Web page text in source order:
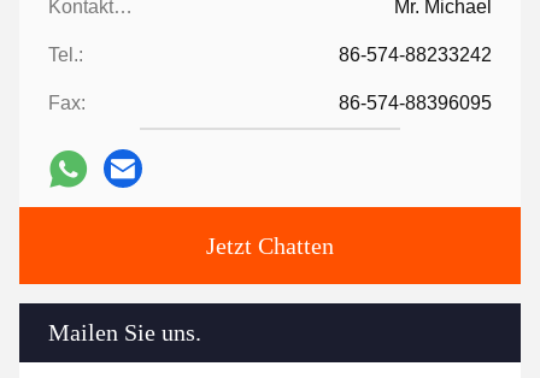
Kontaktpersonen: Mr. Michael
Tel.: 86-574-88233242
Fax: 86-574-88396095
Jetzt Chatten
Mailen Sie uns.